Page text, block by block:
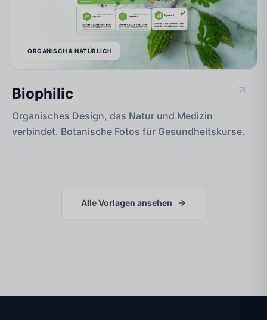
ORGANISCH & NATÜRLICH
Biophilic
Organisches Design, das Natur und Medizin
verbindet. Botanische Fotos für Gesundheitskurse.
Alle Vorlagen ansehen